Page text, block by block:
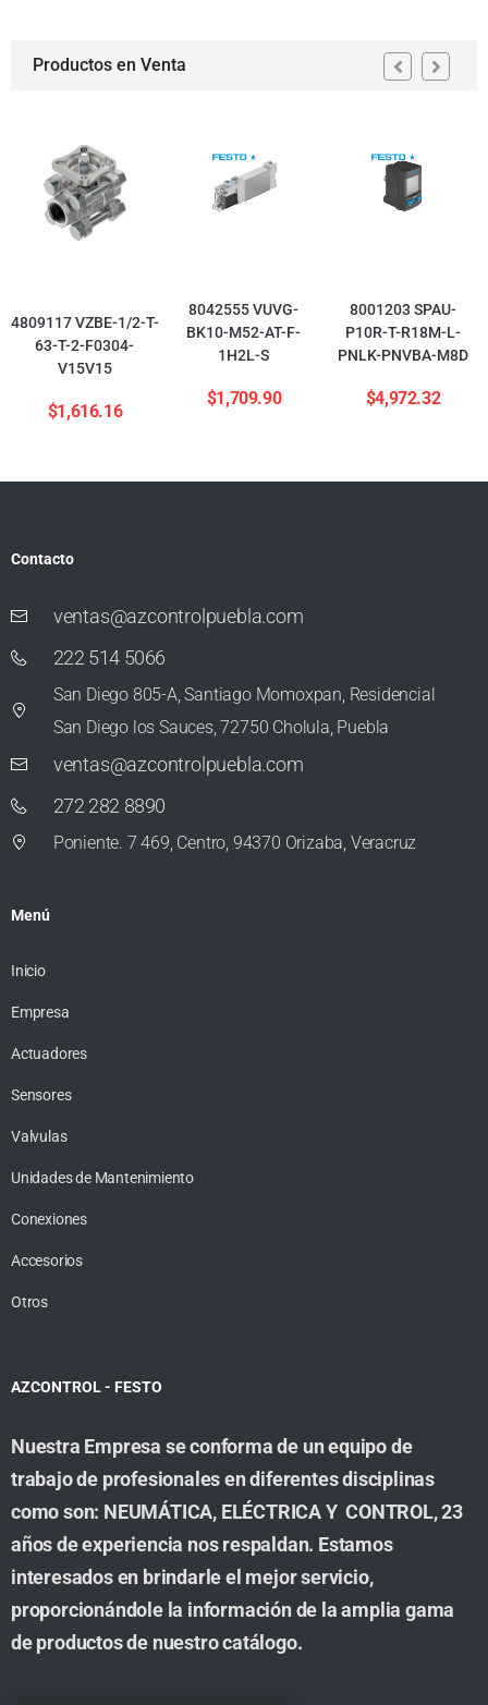
Productos en Venta
4809117 VZBE-1/2-T-
63-T-2-F0304-
V15V15
$1,616.16
8042555 VUVG-
BK10-M52-AT-F-
1H2L-S
$1,709.90
8001203 SPAU-
P10R-T-R18M-L-
PNLK-PNVBA-M8D
$4,972.32
Contacto
ventas@azcontrolpuebla.com
222 514 5066
San Diego 805-A, Santiago Momoxpan, Residencial
San Diego los Sauces, 72750 Cholula, Puebla
ventas@azcontrolpuebla.com
272 282 8890
Poniente. 7 469, Centro, 94370 Orizaba, Veracruz
Menú
Inicio
Empresa
Actuadores
Sensores
Valvulas
Unidades de Mantenimiento
Conexiones
Accesorios
Otros
AZCONTROL - FESTO
Nuestra Empresa se conforma de un equipo de
trabajo de profesionales en diferentes disciplinas
como son: NEUMÁTICA, ELÉCTRICA Y CONTROL, 23
años de experiencia nos respaldan. Estamos
interesados en brindarle el mejor servicio,
proporcionándole la información de la amplia gama
de productos de nuestro catálogo.